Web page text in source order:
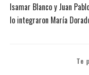
Isamar Blanco y Juan
lo integraron María
Te